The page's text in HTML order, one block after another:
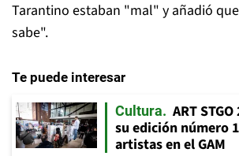
Tarantino estaban "mal" y añadió
sabe".
Te puede interesar
Cultura
ART
su edición número
artistas en el GAM